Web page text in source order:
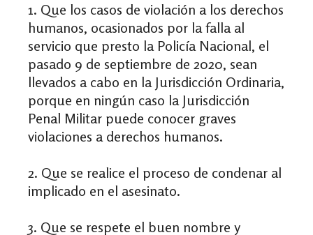
1. Que los casos de violación a los derechos
humanos, ocasionados por la falla al
servicio que presto la Policía Nacional, el
pasado 9 de septiembre de 2020, sean
llevados a cabo en la Jurisdicción Ordinaria,
porque en ningún caso la Jurisdicción
Penal Militar puede conocer graves
violaciones a derechos humanos.
2. Que se realice el proceso de condenar al
implicado en el asesinato.
3. Que se respete el buen nombre y